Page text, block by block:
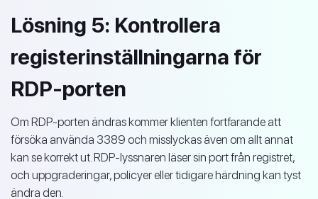
Lösning 5: Kontrollera
registerinställningarna för
RDP-porten
Om RDP-porten ändras kommer klienten fortfarande att
försöka använda 3389 och misslyckas även om allt annat
kan se korrekt ut. RDP-lyssnaren läser sin port från registret,
och uppgraderingar, policyer eller tidigare härdning kan tyst
ändra den.